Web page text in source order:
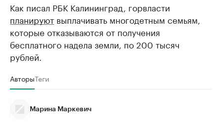
Как писал РБК Калининград, горвласти
планируют выплачивать многодетным семьям,
которые отказываются от получения
бесплатного надела земли, по 200 тысяч
рублей.
АвторыТеги
Марина Маркевич